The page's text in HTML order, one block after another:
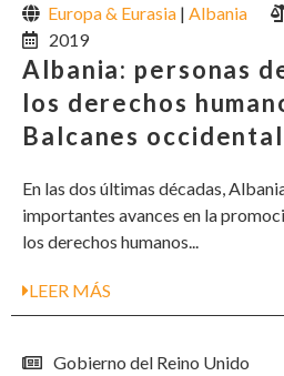
Europa & Eurasia | Albania
2019
Albania: personas
los derechos
Balcanes
En las dos últimas décadas,
importantes avances en la
los derechos humanos...
LEER MÁS
Gobierno del Reino Unido